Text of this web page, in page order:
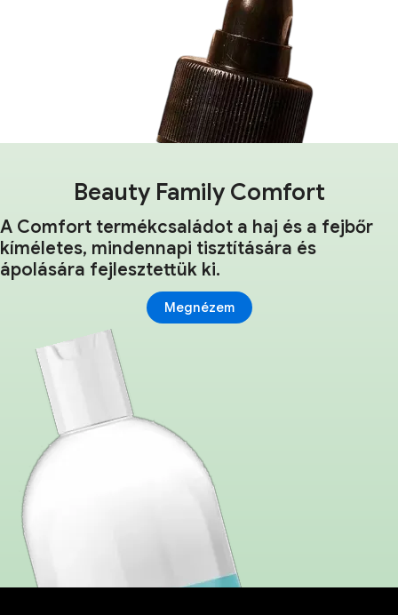
Beauty Family Comfort
A Comfort termékcsaládot a haj és a fejbőr
kíméletes, mindennapi tisztítására és
ápolására fejlesztettük ki.
Megnézem